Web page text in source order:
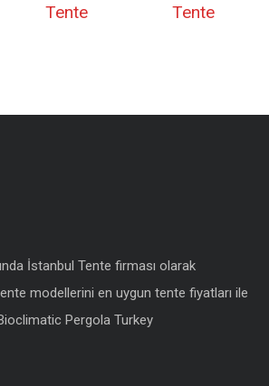
Tente
Tente
İstanbul Tente firması olarak
modellerini en uygun tente fiyatları ile
Pergola Turkey